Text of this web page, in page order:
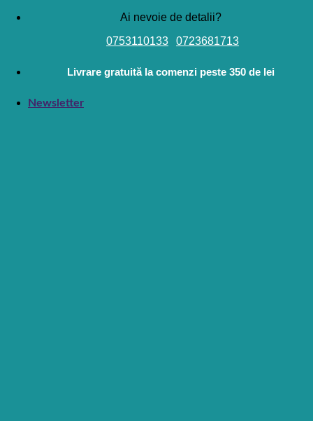
Skip
Ai nevoie de detalii?
0753110133
0723681713
Livrare gratuită la comenzi peste 350 de lei
Newsletter